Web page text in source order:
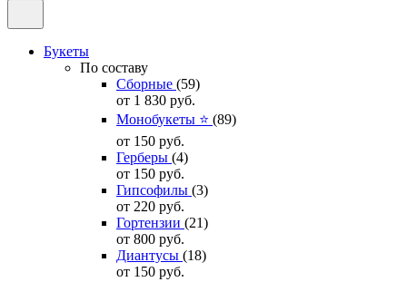
Букеты
По составу
Сборные (59)
от 1 830 руб.
Монобукеты ⭐ (89)
от 150 руб.
Герберы (4)
от 150 руб.
Гипсофилы (3)
от 220 руб.
Гортензии (21)
от 800 руб.
Диантусы (18)
от 150 руб.